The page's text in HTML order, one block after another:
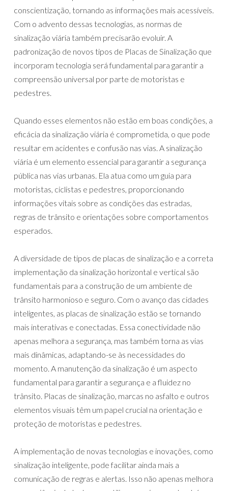
conscientização, tornando as informações mais acessíveis.
Com o advento dessas tecnologias, as normas de
sinalização viária também precisarão evoluir. A
padronização de novos tipos de Placas de Sinalização que
incorporam tecnologia será fundamental para garantir a
compreensão universal por parte de motoristas e
pedestres.
Quando esses elementos não estão em boas condições, a
eficácia da sinalização viária é comprometida, o que pode
resultar em acidentes e confusão nas vias. A sinalização
viária é um elemento essencial para garantir a segurança
pública nas vias urbanas. Ela atua como um guia para
motoristas, ciclistas e pedestres, proporcionando
informações vitais sobre as condições das estradas,
regras de trânsito e orientações sobre comportamentos
esperados.
A diversidade de tipos de placas de sinalização e a correta
implementação da sinalização horizontal e vertical são
fundamentais para a construção de um ambiente de
trânsito harmonioso e seguro. Com o avanço das cidades
inteligentes, as placas de sinalização estão se tornando
mais interativas e conectadas. Essa conectividade não
apenas melhora a segurança, mas também torna as vias
mais dinâmicas, adaptando-se às necessidades do
momento. A manutenção da sinalização é um aspecto
fundamental para garantir a segurança e a fluidez no
trânsito. Placas de sinalização, marcas no asfalto e outros
elementos visuais têm um papel crucial na orientação e
proteção de motoristas e pedestres.
A implementação de novas tecnologias e inovações, como
sinalização inteligente, pode facilitar ainda mais a
comunicação de regras e alertas. Isso não apenas melhora